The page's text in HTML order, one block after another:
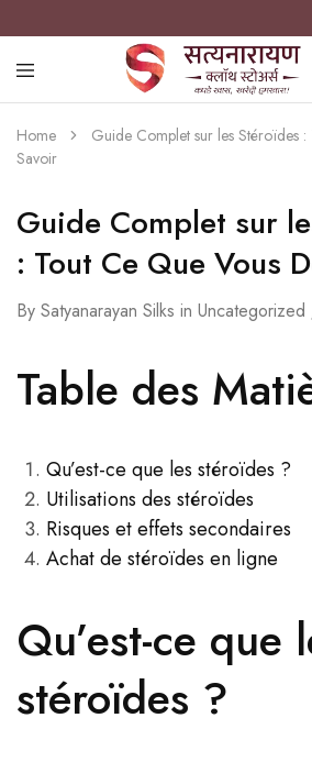
Satyanarayan
Best
Clothing
Store
Home
Guide Complet sur les Stéroïdes
Savoir
Guide Complet sur
: Tout Ce Que Vous
By Satyanarayan Silks in Uncategorized
Table des
Qu’est-ce que les stéroïdes ?
Utilisations des stéroïdes
Risques et effets secondaires
Achat de stéroïdes en ligne
Qu’est-ce que
stéroïdes ?